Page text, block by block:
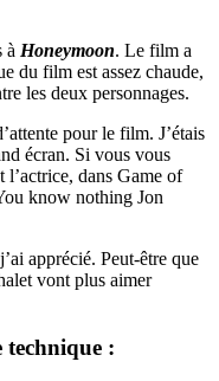
à Honeymoon. Le film a
du film est assez chaude,
les deux personnages.
pour le film. J’étais
écran. Si vous vous
l’actrice, dans Game of
know nothing Jon
apprécié. Peut-être que
vont plus aimer
technique :